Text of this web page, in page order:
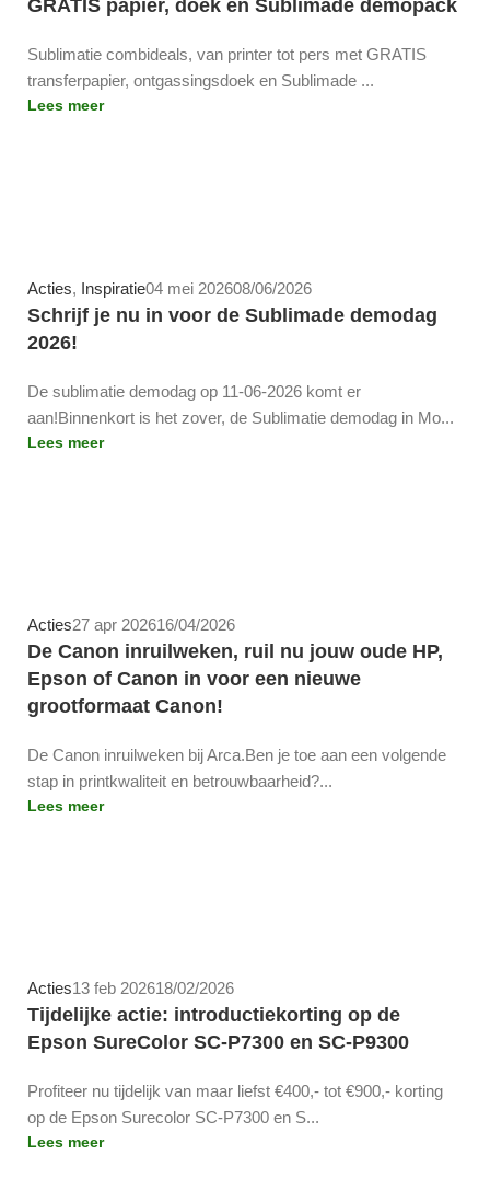
GRATIS papier, doek en Sublimade demopack
Sublimatie combideals, van printer tot pers met GRATIS
transferpapier, ontgassingsdoek en Sublimade ...
Lees meer
Acties, Inspiratie04 mei 202608/06/2026
Schrijf je nu in voor de Sublimade demodag
2026!
De sublimatie demodag op 11-06-2026 komt er
aan!Binnenkort is het zover, de Sublimatie demodag in Mo...
Lees meer
Acties27 apr 202616/04/2026
De Canon inruilweken, ruil nu jouw oude HP,
Epson of Canon in voor een nieuwe
grootformaat Canon!
De Canon inruilweken bij Arca.Ben je toe aan een volgende
stap in printkwaliteit en betrouwbaarheid?...
Lees meer
Acties13 feb 202618/02/2026
Tijdelijke actie: introductiekorting op de
Epson SureColor SC-P7300 en SC-P9300
Profiteer nu tijdelijk van maar liefst €400,- tot €900,- korting
op de Epson Surecolor SC-P7300 en S...
Lees meer